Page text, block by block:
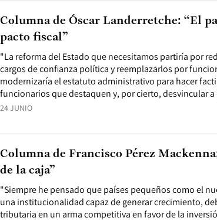
24 JUNIO
"La reforma del Estado que necesitamos partiría por
cargos de confianza política y reemplazarlos por
modernizaría el estatuto administrativo para hacer
funcionarios que destaquen y, por cierto, desvincular
Columna de Óscar Landerretche: “El
pacto fiscal”
"Siempre he pensado que países pequeños como el
una institucionalidad capaz de generar crecimiento,
tributaria en un arma competitiva en favor de la
Columna de Francisco Pérez
de la caja”